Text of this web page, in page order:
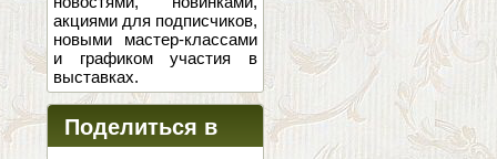
акциями для подписчиков,
новыми мастер-классами
и графиком участия в
выставках.
Поделиться в